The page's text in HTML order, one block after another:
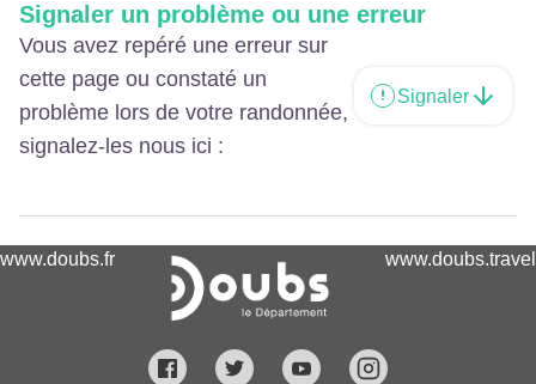
Signaler un problème ou une erreur
Vous avez repéré une erreur sur
cette page ou constaté un
problème lors de votre randonnée,
signalez-les nous ici :
Signaler
www.doubs.fr www.doubs.travel